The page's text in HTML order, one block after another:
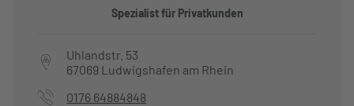
Spezialist für Privatkunden
Uhlandstr. 53
67069 Ludwigshafen am Rhein
0176 64884848